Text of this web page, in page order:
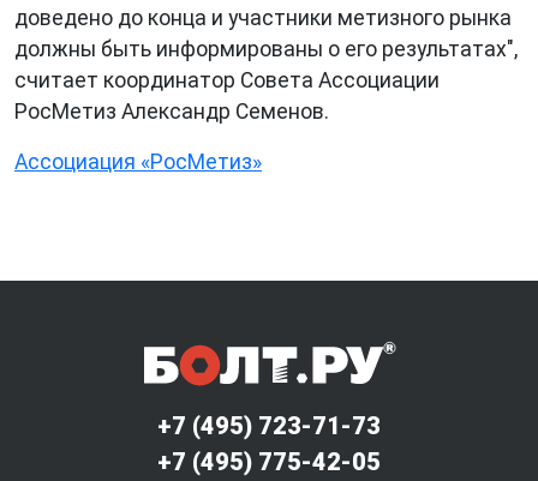
доведено до конца и участники метизного рынка
должны быть информированы о его результатах",
считает координатор Совета Ассоциации
РосМетиз Александр Семенов.
Ассоциация «РосМетиз»
+7 (495) 723-71-73
+7 (495) 775-42-05